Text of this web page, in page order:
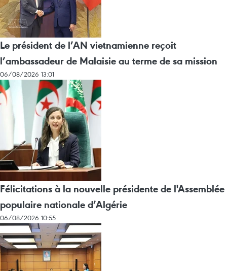
Le président de l’AN vietnamienne reçoit
l’ambassadeur de Malaisie au terme de sa mission
06/08/2026 13:01
Félicitations à la nouvelle présidente de l'Assemblée
populaire nationale d’Algérie
06/08/2026 10:55